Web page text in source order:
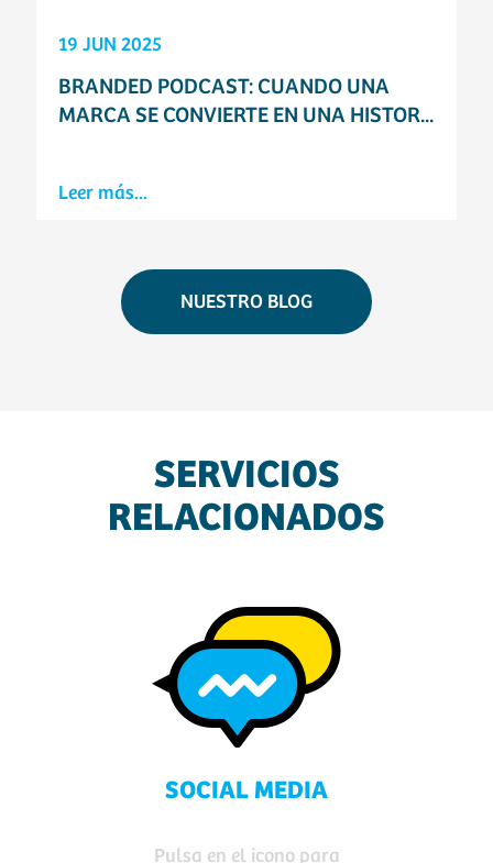
19 JUN 2025
BRANDED PODCAST: CUANDO UNA
MARCA SE CONVIERTE EN UNA HISTOR...
Leer más...
NUESTRO BLOG
SERVICIOS
RELACIONADOS
SOCIAL MEDIA
Pulsa en el icono para